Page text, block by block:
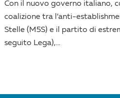
Con il nuovo governo italiano,
coalizione tra l’anti-
Stelle (M5S) e il partito di
seguito Lega),...